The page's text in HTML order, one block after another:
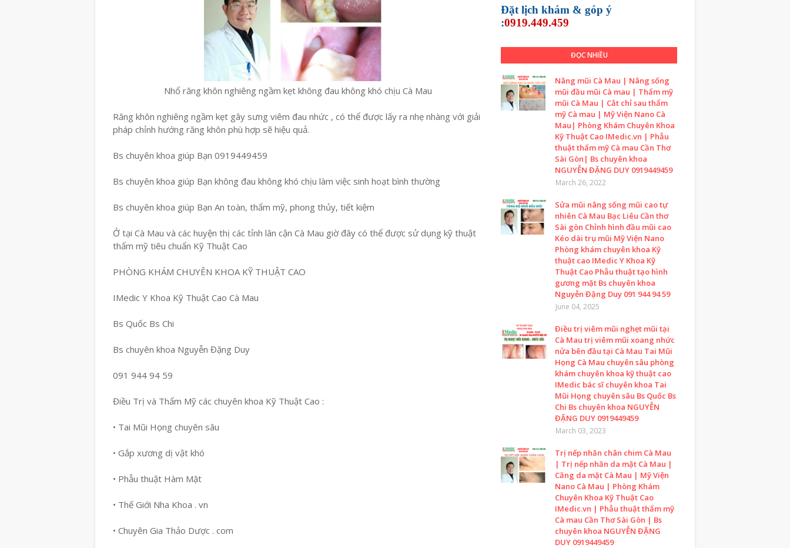
Nhổ răng khôn nghiêng ngầm kẹt không đau không khó chịu Cà Mau
Răng khôn nghiêng ngầm kẹt gây sưng viêm đau nhức , có thể được lấy ra nhẹ nhàng với giải
pháp chỉnh hướng răng khôn phù hợp sẽ hiệu quả.
Bs chuyên khoa giúp Bạn 0919449459
Bs chuyên khoa giúp Bạn không đau không khó chịu làm việc sinh hoạt bình thường
Bs chuyên khoa giúp Bạn An toàn, thẩm mỹ, phong thủy, tiết kiệm
Ở tại Cà Mau và các huyện thị các tỉnh lân cận Cà Mau giờ đây có thể được sử dụng kỹ thuật
thẩm mỹ tiêu chuẩn Kỹ Thuật Cao
PHÒNG KHÁM CHUYÊN KHOA KỸ THUẬT CAO
IMedic Y Khoa Kỹ Thuật Cao Cà Mau
Bs Quốc Bs Chi
Bs chuyên khoa Nguyễn Đặng Duy
091 944 94 59
Điều Trị và Thẩm Mỹ các chuyên khoa Kỹ Thuật Cao :
• Tai Mũi Họng chuyên sâu
• Gắp xương dị vật khó
• Phẫu thuật Hàm Mặt
• Thế Giới Nha Khoa . vn
• Chuyên Gia Thảo Dược . com
Đặt lịch khám & góp ý
:0919.449.459
ĐỌC NHIỀU
Nâng mũi Cà Mau | Nâng sống
mũi đầu mũi Cà mau | Thẩm mỹ
mũi Cà Mau | Cắt chỉ sau thẩm
mỹ Cà mau | Mỹ Viện Nano Cà
Mau| Phòng Khám Chuyên Khoa
Kỹ Thuật Cao IMedic.vn | Phẫu
thuật thẩm mỹ Cà mau Cần Thơ
Sài Gòn| Bs chuyên khoa
NGUYỄN ĐẶNG DUY 0919449459
March 26, 2022
Sửa mũi nâng sống mũi cao tự
nhiên Cà Mau Bạc Liêu Cần thơ
Sài gòn Chỉnh hình đầu mũi cao
Kéo dài trụ mũi Mỹ Viện Nano
Phòng khám chuyên khoa Kỹ
thuật cao IMedic Y Khoa Kỹ
Thuật Cao Phẫu thuật tạo hình
gương mặt Bs chuyên khoa
Nguyễn Đặng Duy 091 944 94 59
June 04, 2025
Điều trị viêm mũi nghẹt mũi tại
Cà Mau trị viêm mũi xoang nhức
nửa bên đầu tại Cà Mau Tai Mũi
Họng Cà Mau chuyên sâu phòng
khám chuyên khoa kỹ thuật cao
IMedic bác sĩ chuyên khoa Tai
Mũi Họng chuyên sâu Bs Quốc Bs
Chi Bs chuyên khoa NGUYỄN
ĐẶNG DUY 0919449459
March 03, 2023
Trị nếp nhăn chân chim Cà Mau
| Trị nếp nhăn da mặt Cà Mau |
Căng da mặt Cà Mau | Mỹ Viện
Nano Cà Mau | Phòng Khám
Chuyên Khoa Kỹ Thuật Cao
IMedic.vn | Phẫu thuật thẩm mỹ
Cà mau Cần Thơ Sài Gòn | Bs
chuyên khoa NGUYỄN ĐẶNG
DUY 0919449459